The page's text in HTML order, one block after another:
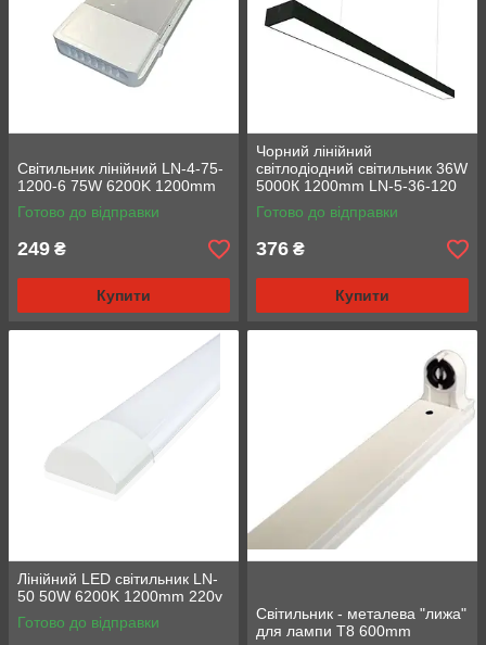
Світильник лінійний LN-4-75-
1200-6 75W 6200K 1200mm
Готово до відправки
249 ₴
Купити
Чорний лінійний
світлодіодний світильник 36W
5000К 1200mm LN-5-36-120
Готово до відправки
376 ₴
Купити
Лінійний LED світильник LN-
50 50W 6200K 1200mm 220v
Готово до відправки
Світильник - металева "лижа"
для лампи T8 600mm